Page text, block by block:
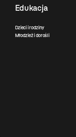
Edukacja
Dzieci i rodziny
Młodzież i dorośli